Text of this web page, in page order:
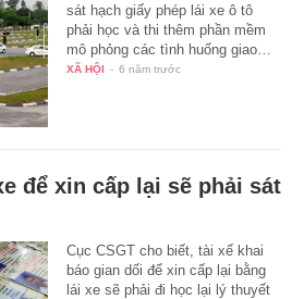
sát hạch giấy phép lái xe ô tô
phải học và thi thêm phần mềm
mô phỏng các tình huống giao…
XÃ HỘI - 6 năm trước
để xin cấp lại sẽ phải sát
Cục CSGT cho biết, tài xế khai
báo gian dối để xin cấp lại bằng
lái xe sẽ phải đi học lại lý thuyết